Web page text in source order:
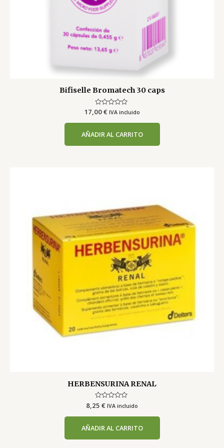
Bifiselle Bromatech 30 caps
Valorado
0
5
17,00€ IVA incluido
AÑADIR AL CARRITO
HERBENSURINA RENAL
Valorado
con
0
5
8,25 € IVA incluido
AÑADIR AL CARRITO